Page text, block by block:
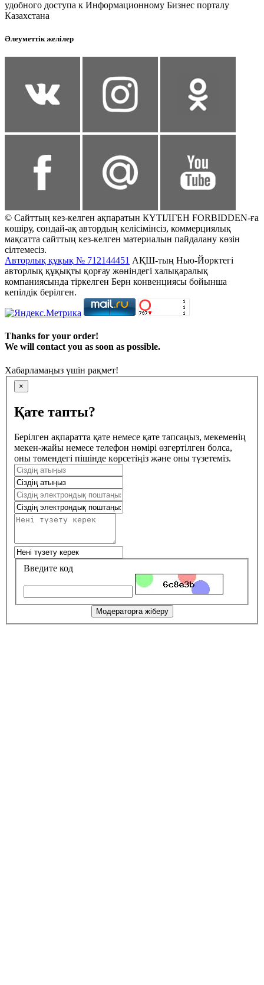
удобного доступа к Информационному Бизнес порталу
Казахстана
Әлеуметтік желілер
© Сайттың кез-келген ақпаратын КҮТІЛГЕН FORBIDDEN-ға
көшіру, сондай-ақ автордың келісімінсіз, коммерциялық
мақсатта сайттың кез-келген материалын пайдалану көзін
сілтемесіз.
Авторлық құқық № 712144451 АҚШ-тың Нью-Йорктегі
авторлық құқықты қорғау жөніндегі халықаралық
компаниясында тіркелген Берн конвенциясы бойынша
кепілдік берілген.
Thanks for your order!
We will contact you as soon as possible.
Хабарламаңыз үшін рақмет!
×
Қате тапты?
Берілген ақпаратта қате немесе қате тапсаңыз, мекеменің
мекен-жайы немесе телефон нөмірі өзгертілген болса,
оны төмендегі пішінде көрсетіңіз және оны түзетеміз.
Введите код
Модераторға жіберу